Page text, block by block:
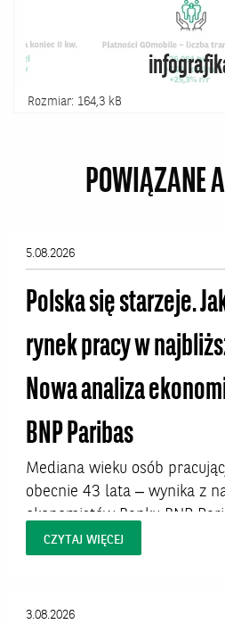
Rozmiar: 164,3 kB
POWIĄZANE
5.08.2026
Polska się starzeje.
rynek pracy w
Nowa analiza
BNP Paribas
Mediana wieku osób
obecnie 43 lata – wynika z
ekonomistów Banku BNP
połowa aktywnych
medycznych – proces
CZYTAJ WIĘCEJ
3.08.2026